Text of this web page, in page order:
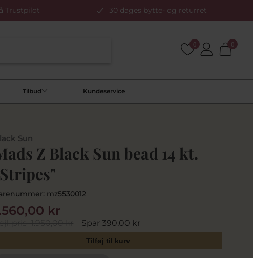
Trustpilot 30 dages bytte- og returret
0 0
Tilbud Kundeservice
Sun
Z Black Sun bead 14 kt.
mz5530012
pris1.950,00 kr Spar 390,00 kr
kr
Tilføj til kurv